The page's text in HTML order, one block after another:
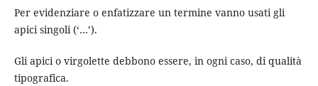
Per evidenziare o enfatizzare un termine vanno usati gli
apici singoli (‘…’).
Gli apici o virgolette debbono essere, in ogni caso, di qualità
tipografica.